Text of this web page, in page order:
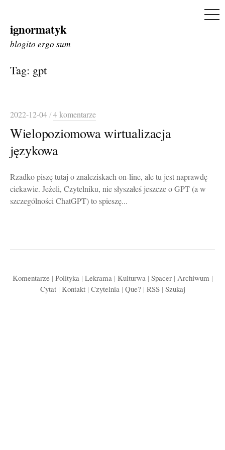
Skip
to
ignormatyk
blogito ergo sum
Tag: gpt
2022-12-04/4 komentarze
Wielopoziomowa wirtualizacja
językowa
Rzadko piszę tutaj o znaleziskach on-line, ale tu jest naprawdę
ciekawie. Jeżeli, Czytelniku, nie słyszałeś jeszcze o GPT (a w
szczególności ChatGPT) to spieszę...
Komentarze | Polityka| Lekrama| Kulturwa| Spacer| Archiwum |
Cytat| Kontakt| Czytelnia| Que? | RSS| Szukaj